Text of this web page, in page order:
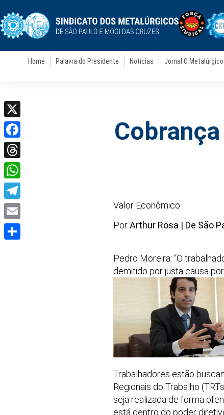
Home Palavra do Presidente Notícias Jornal O Metalúrgico
Valor Econômico
PorArthur Rosa | De São
Pedro Moreira: “O
demitido por justa causa
Trabalhadores estão
Regionais do Trabalho
seja realizada de forma
está dentro do poder
X
Facebook
Threads
WhatsApp
Telegram
Email